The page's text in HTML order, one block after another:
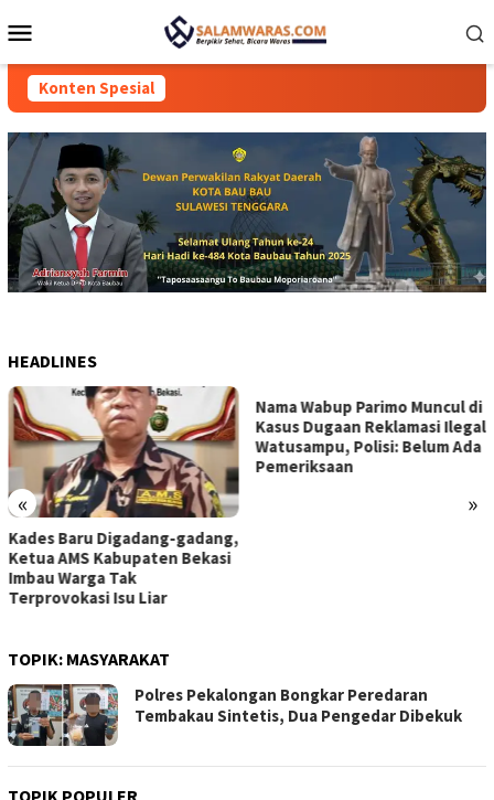
ke
Mobile
Konten Spesial
HEADLINES
« »
Kades Baru Digadang-gadang,
Ketua AMS Kabupaten Bekasi
Imbau Warga Tak
Terprovokasi Isu Liar
Nama Wabup Parimo Muncul di
Kasus Dugaan Reklamasi Ilegal
Watusampu, Polisi: Belum Ada
Pemeriksaan
TOPIK: MASYARAKAT
Polres Pekalongan Bongkar Peredaran
Tembakau Sintetis, Dua Pengedar Dibekuk
TOPIK POPULER